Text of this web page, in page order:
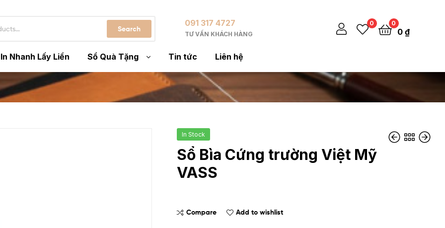
Search
091 317 4727
TƯ VẤN KHÁCH HÀNG
0 0
0 ₫
In Nhanh Lấy Liền Sổ Quà Tặng Tin tức Liên hệ
In Stock
Sổ Bìa Cứng trường Việt Mỹ
VASS
Compare Add to wishlist